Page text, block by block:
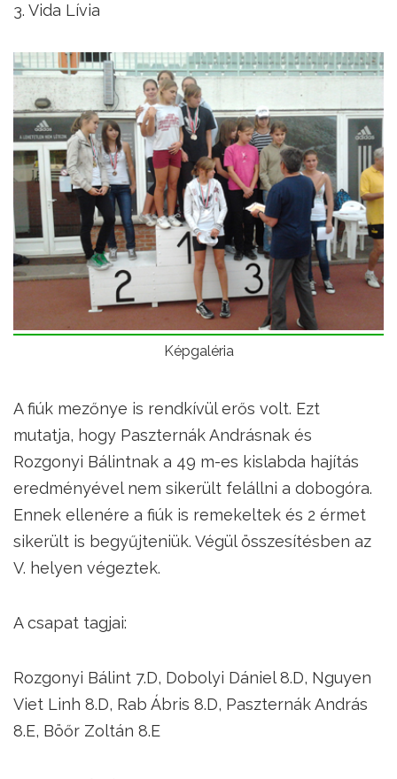
3. Vida Lívia
Képgaléria
A fiúk mezőnye is rendkívül erős volt. Ezt
mutatja, hogy Paszternák Andrásnak és
Rozgonyi Bálintnak a 49 m-es kislabda hajítás
eredményével nem sikerült felállni a dobogóra.
Ennek ellenére a fiúk is remekeltek és 2 érmet
sikerült is begyűjteniük. Végül összesítésben az
V. helyen végeztek.
A csapat tagjai:
Rozgonyi Bálint 7.D, Dobolyi Dániel 8.D, Nguyen
Viet Linh 8.D, Rab Ábris 8.D, Paszternák András
8.E, Böőr Zoltán 8.E